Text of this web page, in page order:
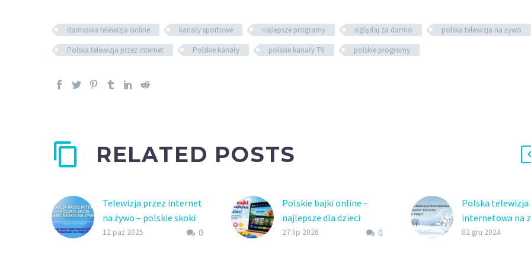
darmowa telewizja online kanały sportowe najlepsze programy oglądaj za darmo
polska telewizja na żywo
Polska telewizja przez internet
Polskie kanały polskie kanały TV polskie programy
RELATED POSTS
Telewizja przez internet
na żywo – polskie skoki
narciarskie
0
12 paź 2025
Polskie bajki online –
najlepsze dla dzieci
Polskie bajki online dla 0
27 lip 2026
Polska telewizja
internetowa na
wieczory pełne
02 gru 2024